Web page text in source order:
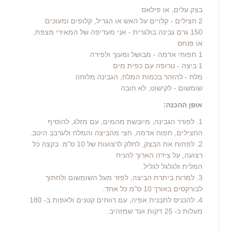
בצק עלים, או פילאס
2 חצילים - קלויים על האש או הגריל, קלופים ומעוכים
150 גרם גבינה בולגרית - אני מעדיפה של המאירי מצפת,
או פנחס
1 תפוחי אדמה - מבושל ומעוך ולפירה
1 ביצה - טרופה עם כפית מים
מלח - להזהר בכמות המלח, הגבינה מלוחה
שומשום - לקישוט, לא חובה
אופן ההכנה:
1. לפורר הגבינה, מיובשת מהמים, עם מזלג, להוסיף
החצילים, תפוח אדמה, חצי מהביצה והמלח ולערבב היטב.
2. לפתוח את הבצק, לחלק לרצועות של 10 ס"מ. בקצה כל
רצועה, על צידה הארוך להניח
המלית ולגלגל לגליל.
3. למרוח ביתרת הביצה, לפזר מעל השומשום ולחתוך
לבורקסים באורך 10 ס"מ כל אחד.
4. להכניס לתבנית אפיה, עם רווחים קטנים ולאפות ב- 180
מעלות כ- 25 דקות ועד שמזהיב.